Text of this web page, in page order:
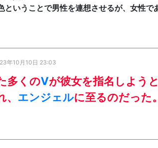
いうことで男性を連想させるが、女性で
年10月10日 23:03
多くのVが彼女を指名しよう
エンジェルに至るのだった。